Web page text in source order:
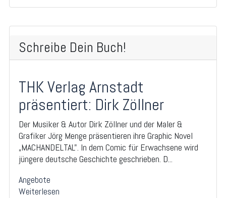
Schreibe Dein Buch!
THK Verlag Arnstadt
präsentiert: Dirk Zöllner
Der Musiker & Autor Dirk Zöllner und der Maler &
Grafiker Jörg Menge präsentieren ihre Graphic Novel
„MACHANDELTAL". In dem Comic für Erwachsene wird
jüngere deutsche Geschichte geschrieben. D...
Angebote
Weiterlesen